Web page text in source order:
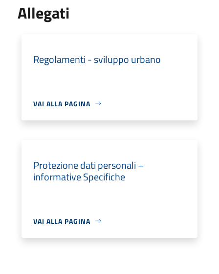
Allegati
Regolamenti - sviluppo urbano
VAI ALLA PAGINA
Protezione dati personali –
informative Specifiche
VAI ALLA PAGINA